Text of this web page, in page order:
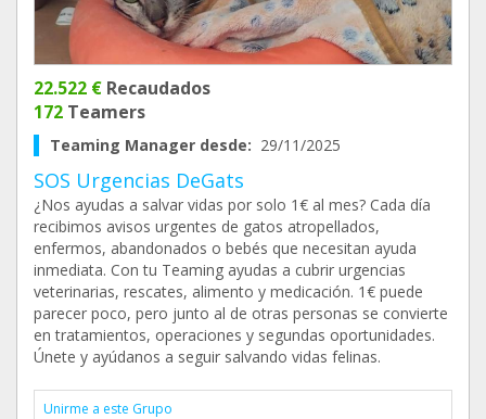
22.522 € Recaudados
172 Teamers
Teaming Manager desde: 29/11/2025
SOS Urgencias DeGats
¿Nos ayudas a salvar vidas por solo 1€ al mes? Cada día
recibimos avisos urgentes de gatos atropellados,
enfermos, abandonados o bebés que necesitan ayuda
inmediata. Con tu Teaming ayudas a cubrir urgencias
veterinarias, rescates, alimento y medicación. 1€ puede
parecer poco, pero junto al de otras personas se convierte
en tratamientos, operaciones y segundas oportunidades.
Únete y ayúdanos a seguir salvando vidas felinas.
Unirme a este Grupo